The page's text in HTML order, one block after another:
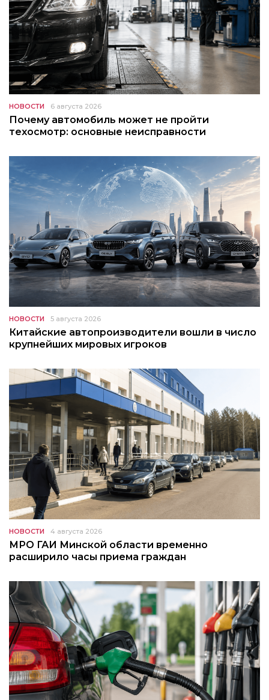
НОВОСТИ 6 августа 2026
Почему автомобиль может не пройти
техосмотр: основные неисправности
НОВОСТИ 5 августа 2026
Китайские автопроизводители вошли в число
крупнейших мировых игроков
НОВОСТИ 4 августа 2026
МРО ГАИ Минской области временно
расширило часы приема граждан